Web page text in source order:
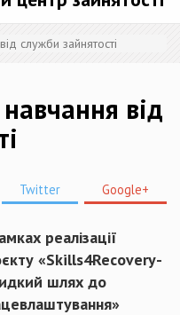
служби зайнятості
від
Twitter Google+
реалізації
«Skills4Recovery-
шлях до